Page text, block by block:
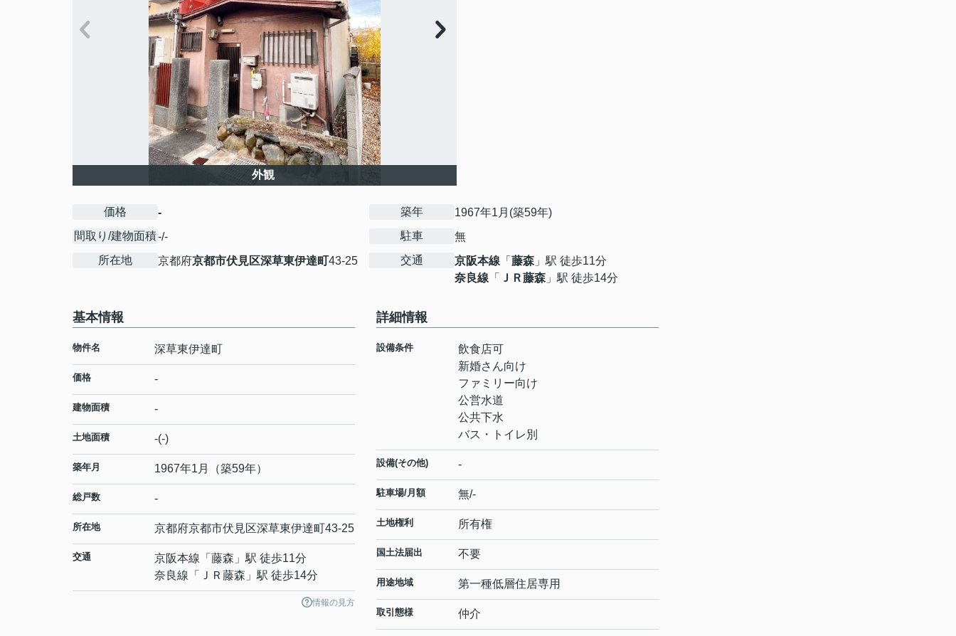
外観
価格
-
間取り/建物面積-/-
所在地
京都府京都市伏見区深草東伊達町43-25
築年
1967年1月(築59年)
駐車
無
交通
京阪本線 「 藤森 」駅 徒歩11分
奈良線 「 ＪＲ藤森 」駅 徒歩14分
基本情報
物件名 深草東伊達町
価格 -
建物面積 -
土地面積 -(-)
築年月 1967年1月（築59年）
総戸数 -
所在地 京都府京都市伏見区深草東伊達町43-25
交通 京阪本線 「 藤森 」駅 徒歩11分
奈良線 「 ＪＲ藤森 」駅 徒歩14分
情報の見方
詳細情報
設備条件
飲食店可
新婚さん向け
ファミリー向け
公営水道
公共下水
バス・トイレ別
設備(その他) -
駐車場/月額 無/-
土地権利 所有権
国土法届出 不要
用途地域 第一種低層住居専用
取引態様 仲介